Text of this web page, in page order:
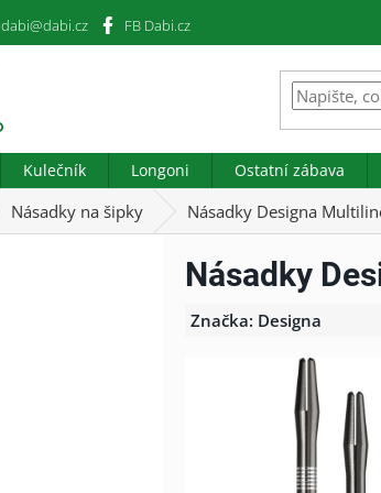
dabi@dabi.cz FB Dabi.cz
Kulečník Longoni Ostatní zábava
Násadky na šipky Násadky Designa
Násadky
Značka: Designa